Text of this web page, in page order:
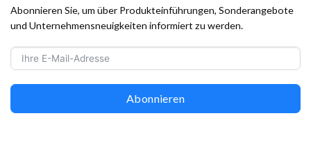
Abonnieren Sie, um über Produkteinführungen, Sonderangebote
und Unternehmensneuigkeiten informiert zu werden.
Abonnieren